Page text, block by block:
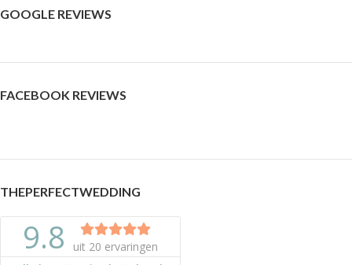
GOOGLE REVIEWS
FACEBOOK REVIEWS
THEPERFECTWEDDING